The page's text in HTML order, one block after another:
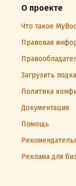
О проекте
Что такое
Правовая
Загрузить
Политика
Документация
Помощь
Реклама для